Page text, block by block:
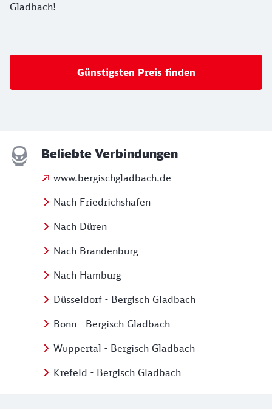
Gladbach!
Günstigsten Preis finden
Beliebte Verbindungen
www.bergischgladbach.de
Nach Friedrichshafen
Nach Düren
Nach Brandenburg
Nach Hamburg
Düsseldorf - Bergisch Gladbach
Bonn - Bergisch Gladbach
Wuppertal - Bergisch Gladbach
Krefeld - Bergisch Gladbach